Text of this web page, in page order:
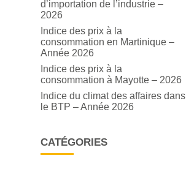
d’importation de l’industrie –
2026
Indice des prix à la
consommation en Martinique –
Année 2026
Indice des prix à la
consommation à Mayotte – 2026
Indice du climat des affaires dans
le BTP – Année 2026
CATÉGORIES